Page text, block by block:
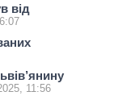
від
11:56